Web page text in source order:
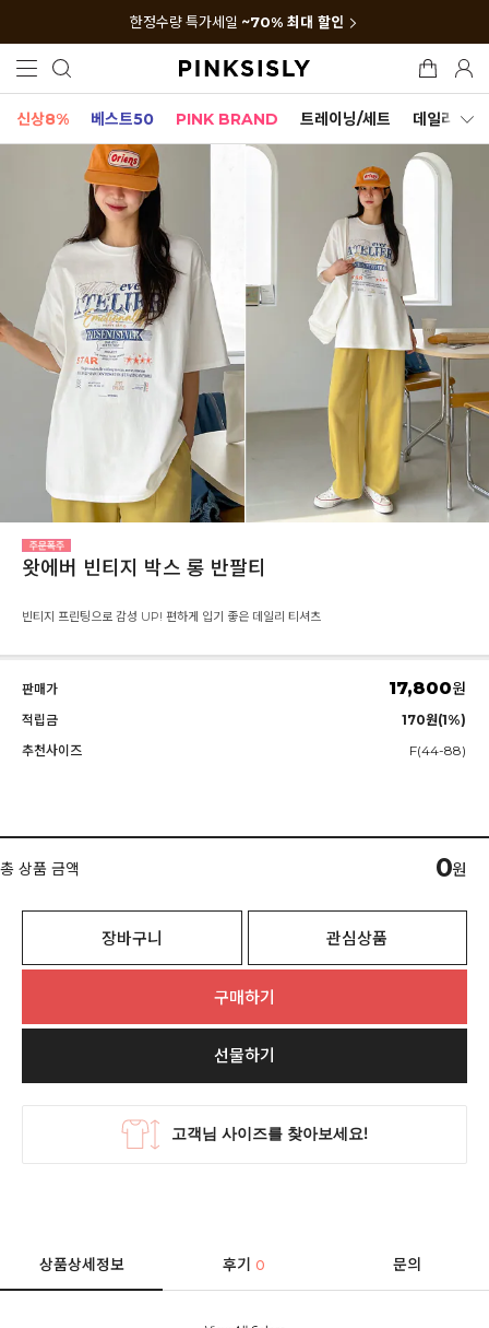
한정수량 특가세일 ~70% 최대 할인
신상8% 베스트50 PINK BRAND 트레이닝/세트 데일리세트
왓에버 빈티지 박스 롱 반팔티
빈티지 프린팅으로 감성 UP! 편하게 입기 좋은 데일리 티셔츠
판매가 17,800원
적립금
170원(1%)
추천사이즈
F(44-88)
총 상품 금액 0원
장바구니 관심상품
구매하기
선물하기
상품상세정보 후기0 문의